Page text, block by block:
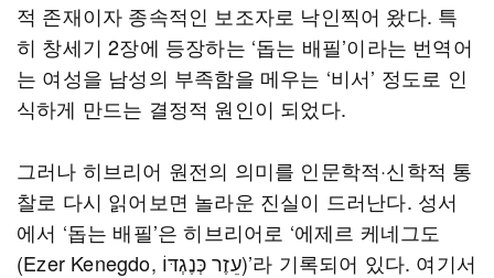
적 존재이자 종속적인 보조자로 낙인찍어 왔다. 특
히 창세기 2장에 등장하는 ‘돕는 배필’이라는 번역어
는 여성을 남성의 부족함을 메우는 ‘비서’ 정도로 인
식하게 만드는 결정적 원인이 되었다.
그러나 히브리어 원전의 의미를 인문학적·신학적 통
찰로 다시 읽어보면 놀라운 진실이 드러난다. 성서
에서 ‘돕는 배필’은 히브리어로 ‘에제르 케네그도
(Ezer Kenegdo, עֵזֶר כְּנֶגְדּוֹ)’라 기록되어 있다. 여기서